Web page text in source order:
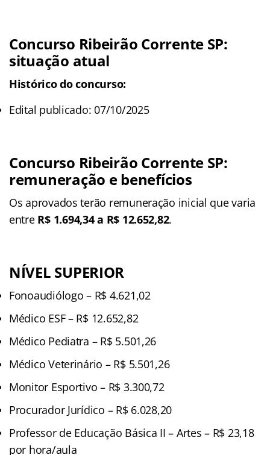
Concurso Ribeirão Corrente SP:
situação atual
Histórico do concurso:
Edital publicado: 07/10/2025
Concurso Ribeirão Corrente SP:
remuneração e benefícios
Os aprovados terão remuneração inicial que varia
entre R$ 1.694,34 a R$ 12.652,82.
NÍVEL SUPERIOR
Fonoaudiólogo – R$ 4.621,02
Médico ESF – R$ 12.652,82
Médico Pediatra – R$ 5.501,26
Médico Veterinário – R$ 5.501,26
Monitor Esportivo – R$ 3.300,72
Procurador Jurídico – R$ 6.028,20
Professor de Educação Básica II – Artes – R$ 23,18
por hora/aula